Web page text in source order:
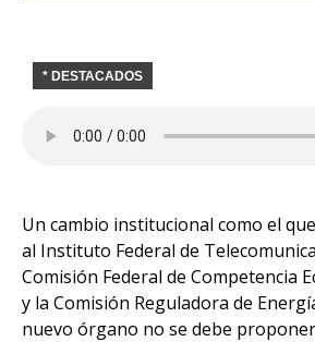
* DESTACADOS
Un cambio institucional como el
al Instituto Federal de
Comisión Federal de Competencia
y la Comisión Reguladora de
nuevo órgano no se debe